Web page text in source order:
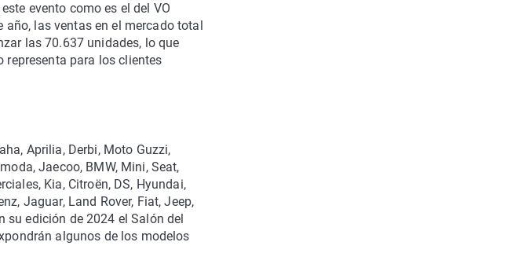
evento como es el del VO
las ventas en el mercado total
las 70.637 unidades, lo que
representa para los clientes
Aprilia, Derbi, Moto Guzzi,
Jaecoo, BMW, Mini, Seat,
Kia, Citroën, DS, Hyundai,
Jaguar, Land Rover, Fiat, Jeep,
edición de 2024 el Salón del
algunos de los modelos